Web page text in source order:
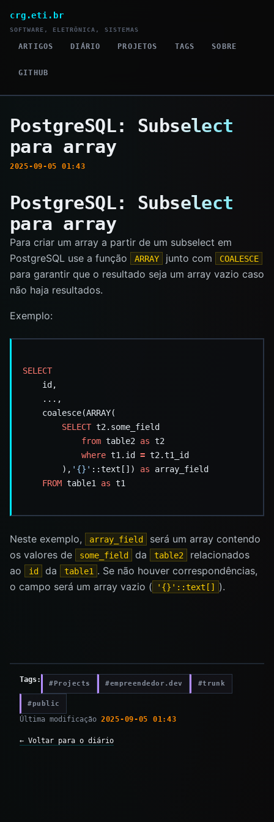
crg.eti.br
SOFTWARE, ELETRÔNICA, SISTEMAS
ARTIGOS DIÁRIO PROJETOS TAGS SOBRE
GITHUB
PostgreSQL: Subselect
para array
2025-09-05 01:43
PostgreSQL: Subselect
para array
Para criar um array a partir de um subselect em
PostgreSQL use a função
ARRAY junto com COALESCE
para garantir que o resultado seja um array vazio caso
não haja resultados.
Exemplo:
SELECT
id,
...,
coalesce(ARRAY(
SELECT t2.some_field
from table2 as t2
where t1.id = t2.t1_id
), '{}' ::text[]) as
array_field
FROM table1 as t1
Neste exemplo, array_field
será um array contendo
os valores de
some_field da table2
relacionados
ao
id da table1 . Se não houver correspondências,
o campo será um array vazio (
'{}'::text[] ).
Tags: #Projects #empreendedor.dev #trunk
#public
Última modificação 2025-09-05 01:43
← Voltar para o diário